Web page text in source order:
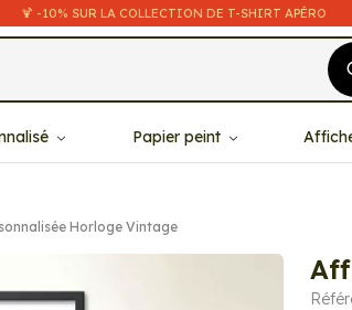
🍹 -10% SUR LA COLLECTION DE T-SHIRT APÉRO
Papier peint
Horloge Vintage